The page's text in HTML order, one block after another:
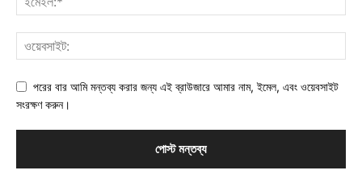
পরের বার আমি মন্তব্য করার জন্য এই ব্রাউজারে আমার নাম, ইমেল, এবং ওয়েবসাইট
সংরক্ষণ করুন।